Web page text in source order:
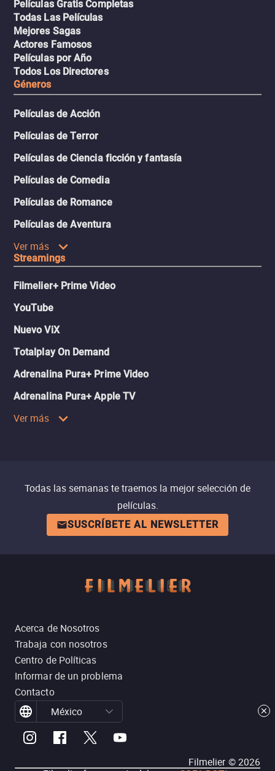
Películas Gratis Completas
Todas Las Películas
Mejores Sagas
Actores Famosos
Películas por Año
Todos Los Directores
Géneros
Películas de Acción
Películas de Terror
Películas de Ciencia ficción y fantasía
Películas de Comedia
Películas de Romance
Películas de Aventura
Ver más
Streamings
Filmelier+ Prime Video
YouTube
Nuevo ViX
Totalplay On Demand
Adrenalina Pura+ Prime Video
Adrenalina Pura+ Apple TV
Ver más
Todas las semanas te traemos la mejor selección de
películas.
SUSCRÍBETE AL NEWSLETTER
Acerca de Nosotros
Trabaja con nosotros
Centro de Políticas
Informar de un problema
Contacto
México
Filmelier ©2026